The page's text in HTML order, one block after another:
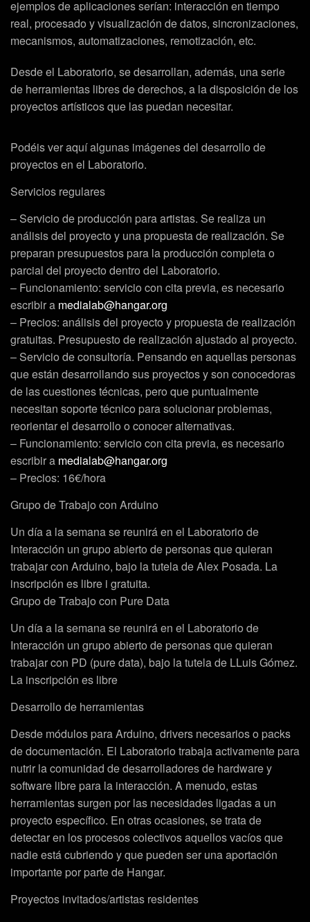
ejemplos de aplicaciones serían: interacción en tiempo
real, procesado y visualización de datos, sincronizaciones,
mecanismos, automatizaciones, remotización, etc.
Desde el Laboratorio, se desarrollan, además, una serie
de herramientas libres de derechos, a la disposición de los
proyectos artísticos que las puedan necesitar.
Podéis ver aquí algunas imágenes del desarrollo de
proyectos en el Laboratorio.
Servicios regulares
– Servicio de producción para artistas. Se realiza un
análisis del proyecto y una propuesta de realización. Se
preparan presupuestos para la producción completa o
parcial del proyecto dentro del Laboratorio.
– Funcionamiento: servicio con cita previa, es necesario
escribir a medialab@hangar.org
– Precios: análisis del proyecto y propuesta de realización
gratuitas. Presupuesto de realización ajustado al proyecto.
– Servicio de consultoría. Pensando en aquellas personas
que están desarrollando sus proyectos y son conocedoras
de las cuestiones técnicas, pero que puntualmente
necesitan soporte técnico para solucionar problemas,
reorientar el desarrollo o conocer alternativas.
– Funcionamiento: servicio con cita previa, es necesario
escribir a medialab@hangar.org
– Precios: 16€/hora
Grupo de Trabajo con Arduino
Un día a la semana se reunirá en el Laboratorio de
Interacción un grupo abierto de personas que quieran
trabajar con Arduino, bajo la tutela de Alex Posada. La
inscripción es libre i gratuita.
Grupo de Trabajo con Pure Data
Un día a la semana se reunirá en el Laboratorio de
Interacción un grupo abierto de personas que quieran
trabajar con PD (pure data), bajo la tutela de LLuis Gómez.
La inscripción es libre
Desarrollo de herramientas
Desde módulos para Arduino, drivers necesarios o packs
de documentación. El Laboratorio trabaja activamente para
nutrir la comunidad de desarrolladores de hardware y
software libre para la interacción. A menudo, estas
herramientas surgen por las necesidades ligadas a un
proyecto específico. En otras ocasiones, se trata de
detectar en los procesos colectivos aquellos vacíos que
nadie está cubriendo y que pueden ser una aportación
importante por parte de Hangar.
Proyectos invitados/artistas residentes